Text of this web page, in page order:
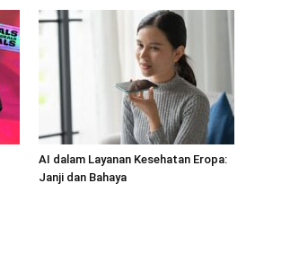
AI dalam Layanan Kesehatan Eropa:
Janji dan Bahaya